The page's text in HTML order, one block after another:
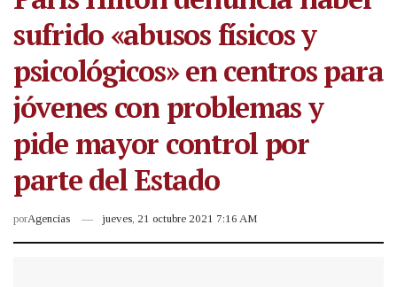
sufrido «abusos físicos y
psicológicos» en centros para
jóvenes con problemas y
pide mayor control por
parte del Estado
porAgencias jueves, 21 octubre 2021 7:16 AM